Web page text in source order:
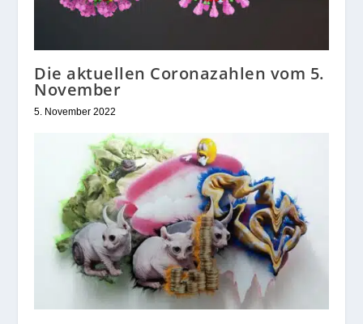
Die aktuellen Coronazahlen vom 5.
November
5. November 2022